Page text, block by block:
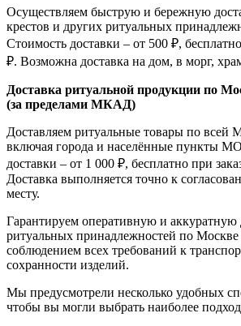
Осуществляем быструю и бережную
крестов и других ритуальных
Стоимость доставки – от 500 ₽,
₽. Возможна доставка на дом, в морг,
Доставка ритуальной продукции по
(за пределами МКАД)
Доставляем ритуальные товары по всей
включая города и населённые пункты
доставки – от 1 000 ₽, бесплатно при
Доставка выполняется точно к
месту.
Гарантируем оперативную и аккуратную
ритуальных принадлежностей по
соблюдением всех требований к
сохранности изделий.
Мы предусмотрели несколько удобных
чтобы вы могли выбрать наиболее